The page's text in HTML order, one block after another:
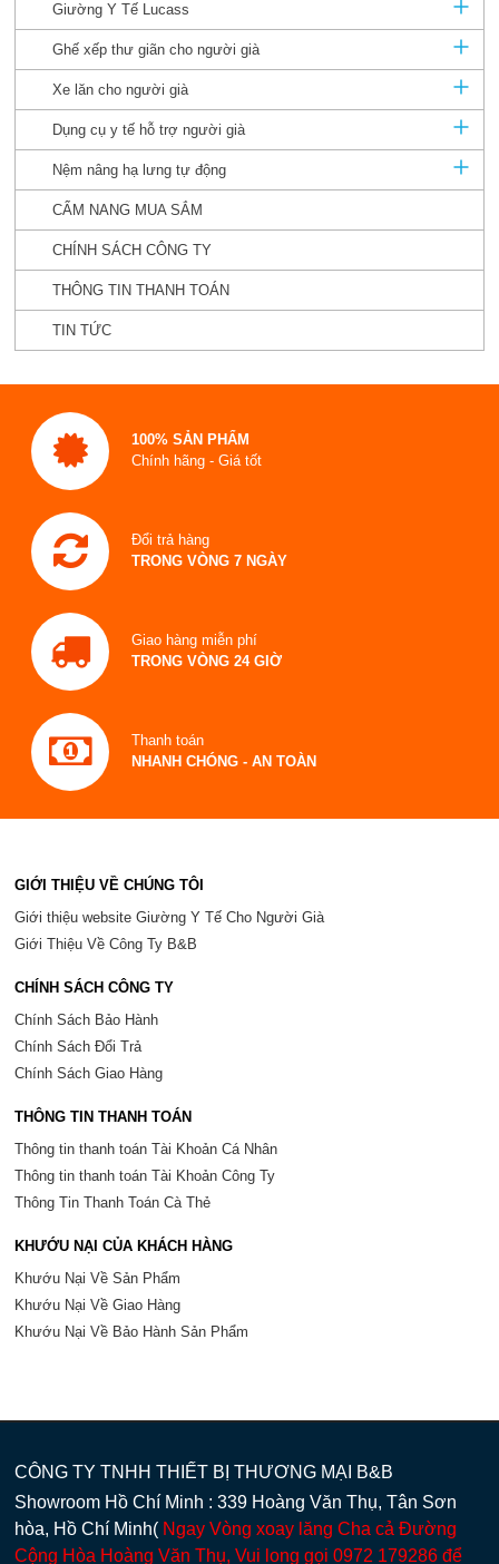
Giường Y Tế Lucass
Ghế xếp thư giãn cho người già
Xe lăn cho người già
Dụng cụ y tế hỗ trợ người già
Nệm nâng hạ lưng tự động
CẨM NANG MUA SẮM
CHÍNH SÁCH CÔNG TY
THÔNG TIN THANH TOÁN
TIN TỨC
100% SẢN PHẨM
Chính hãng - Giá tốt
Đổi trả hàng
TRONG VÒNG 7 NGÀY
Giao hàng miễn phí
TRONG VÒNG 24 GIỜ
Thanh toán
NHANH CHÓNG - AN TOÀN
GIỚI THIỆU VỀ CHÚNG TÔI
Giới thiệu website Giường Y Tế Cho Người Già
Giới Thiệu Về Công Ty B&B
CHÍNH SÁCH CÔNG TY
Chính Sách Bảo Hành
Chính Sách Đổi Trả
Chính Sách Giao Hàng
THÔNG TIN THANH TOÁN
Thông tin thanh toán Tài Khoản Cá Nhân
Thông tin thanh toán Tài Khoản Công Ty
Thông Tin Thanh Toán Cà Thẻ
KHƯỚU NẠI CỦA KHÁCH HÀNG
Khướu Nại Về Sản Phẩm
Khướu Nại Về Giao Hàng
Khướu Nại Về Bảo Hành Sản Phẩm
CÔNG TY TNHH THIẾT BỊ THƯƠNG MẠI B&B
Showroom Hồ Chí Minh : 339 Hoàng Văn Thụ, Tân Sơn
hòa, Hồ Chí Minh( Ngay Vòng xoay lăng Cha cả Đường
Cộng Hòa Hoàng Văn Thụ, Vui long gọi 0972 179286 để